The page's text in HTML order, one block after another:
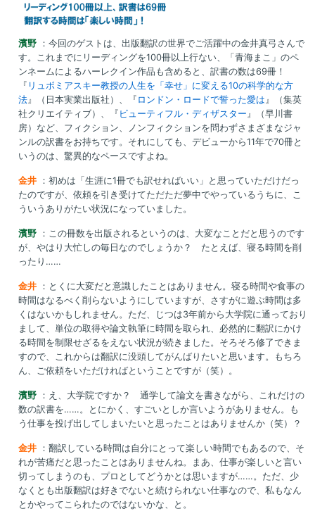
濱野：今回のゲストは、出版翻訳の世界でご活躍中の金井真弓さんで
す。これまでにリーディングを100冊以上行ない、「青海まこ」のペ
ンネームによるハーレクイン作品も含めると、訳書の数は69冊！
『 リュボミアスキー教授の人生を「幸せ」に変える10の科学的な方
法』（日本実業出版社）、『 ロンドン・ロードで誓った愛は』（集英
社クリエイティブ）、『 ビューティフル・ディザスター』（早川書
房）など、フィクション、ノンフィクションを問わずさまざまなジャ
ンルの訳書をお持ちです。それにしても、デビューから11年で70冊と
いうのは、驚異的なペースですよね。
金井：初めは「生涯に1冊でも訳せればいい」と思っていただけだっ
たのですが、依頼を引き受けてただただ夢中でやっているうちに、こ
ういうありがたい状況になっていました。
濱野：この冊数を出版されるというのは、大変なことだと思うのです
が、やはり大忙しの毎日なのでしょうか？ たとえば、寝る時間を削
ったり……
金井：とくに大変だと意識したことはありません。寝る時間や食事の
時間はなるべく削らないようにしていますが、さすがに遊ぶ時間は多
くはないかもしれません。ただ、じつは3年前から大学院に通っており
まして、単位の取得や論文執筆に時間を取られ、必然的に翻訳にかけ
る時間を制限せざるをえない状況が続きました。そろそろ修了できま
すので、これからは翻訳に没頭してがんばりたいと思います。もちろ
ん、ご依頼をいただければということですが（笑）。
濱野：え、大学院ですか？ 通学して論文を書きながら、これだけの
数の訳書を……。とにかく、すごいとしか言いようがありません。も
う仕事を投げ出してしまいたいと思ったことはありませんか（笑）？
金井：翻訳している時間は自分にとって楽しい時間でもあるので、そ
れが苦痛だと思ったことはありませんね。まあ、仕事が楽しいと言い
切ってしまうのも、プロとしてどうかとは思いますが……。ただ、少
なくとも出版翻訳は好きでないと続けられない仕事なので、私もなん
とかやってこられたのではないかな、と。